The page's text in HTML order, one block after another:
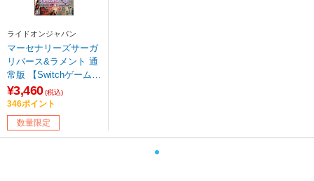
ライドオンジャパン
マーセナリーズサーガ
リバース&ラメント 通
常版 【Switchゲームソ
フト】【sof001】
¥3,460 (税込)
346ポイント
数量限定